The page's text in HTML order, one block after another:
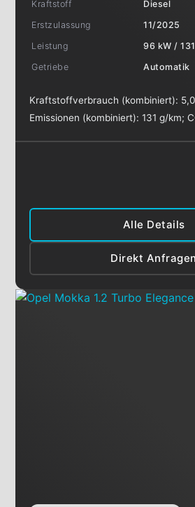
Kraftstoff
Diesel
Erstzulassung
11/2025
Leistung
96 kW /
Getriebe
Automatik
Kraftstoffverbrauch (kombiniert):
Emissionen (kombiniert):131 g/km;
Alle Details
Direkt Anfragen